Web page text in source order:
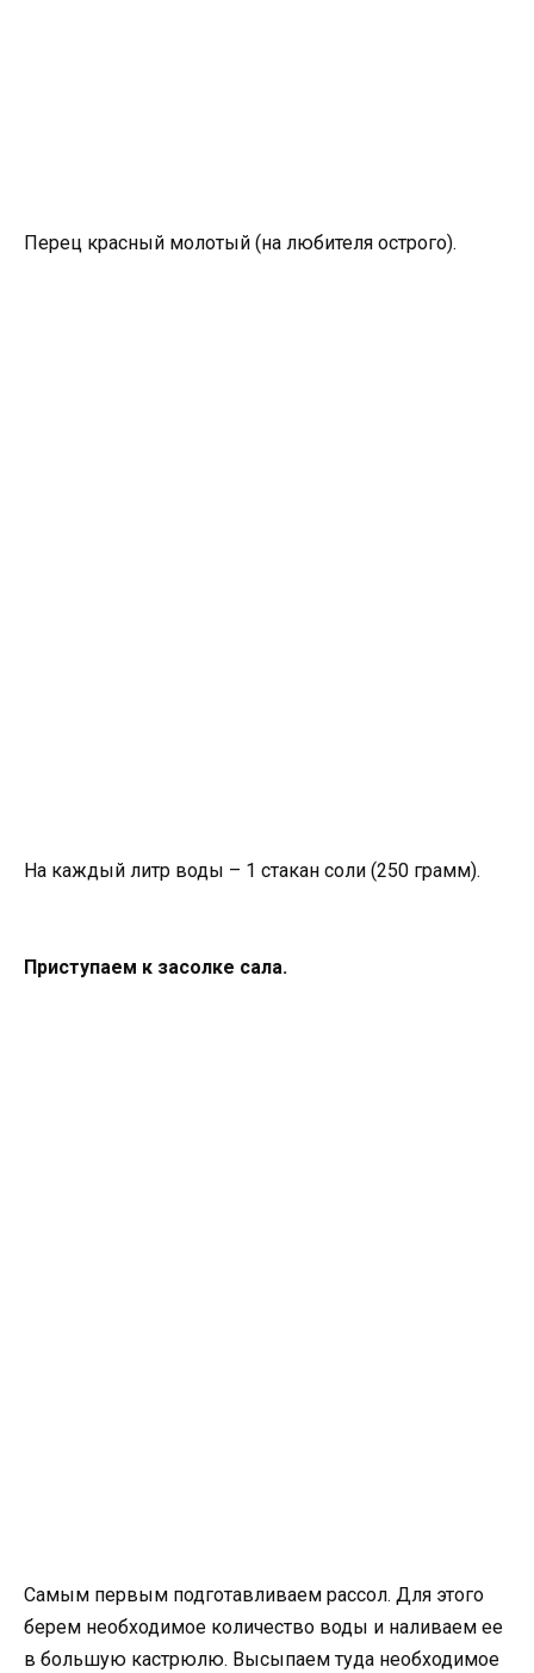
Перец красный молотый (на любителя острого).
На каждый литр воды – 1 стакан соли (250 грамм).
Приступаем к засолке сала.
Самым первым подготавливаем рассол. Для этого
берем необходимое количество воды и наливаем ее
в большую кастрюлю. Высыпаем туда необходимое